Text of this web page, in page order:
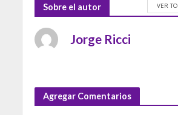
Sobre el autor VER
Jorge Ricci
Agregar Comentarios